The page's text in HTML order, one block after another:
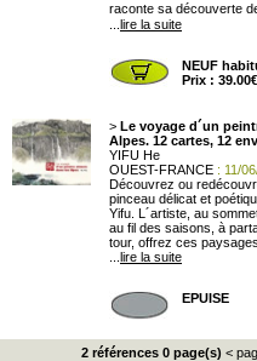
raconte sa découverte
lire la suite
NEUF
Prix : 39.00€
> Le voyage d´un
Alpes. 12 cartes, 12
YIFU He
OUEST-FRANCE : 11/
Découvrez ou
pinceau délicat et
Yifu. L´artiste, au
au fil des saisons, à
tour, offrez ces
lire la suite
EPUISE
2 références 0 page(s) <